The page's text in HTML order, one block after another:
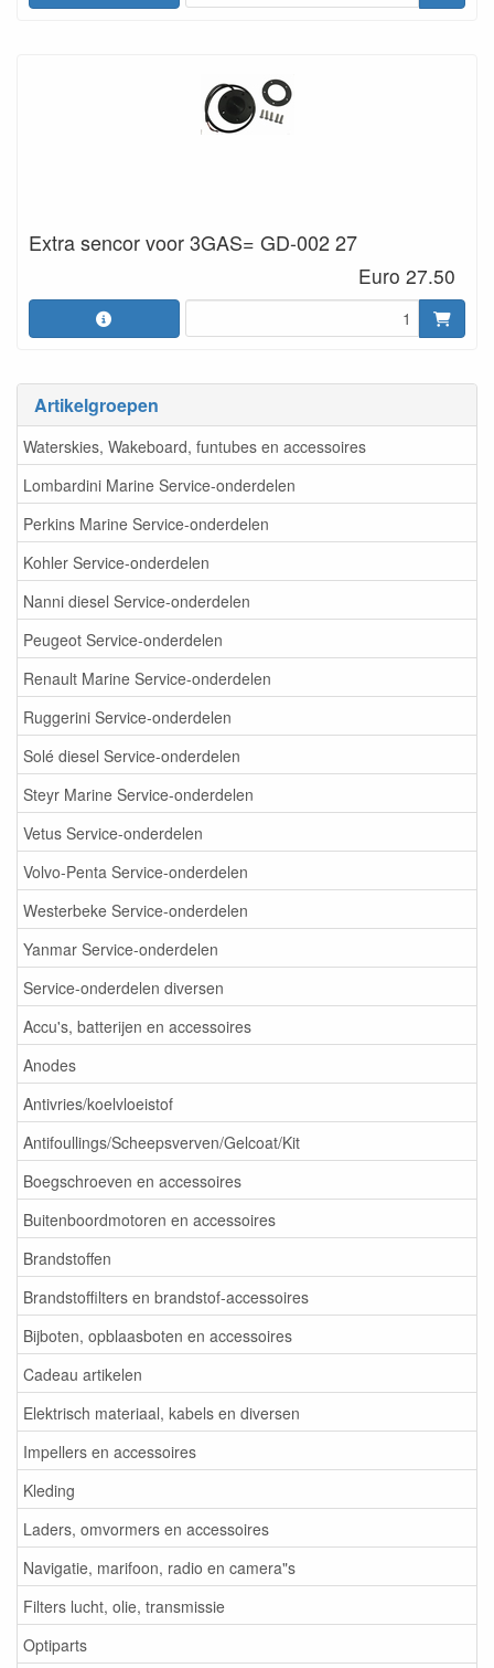
Artikelgroepen
Waterskies, Wakeboard, funtubes en accessoires
Lombardini Marine Service-onderdelen
Perkins Marine Service-onderdelen
Kohler Service-onderdelen
Nanni diesel Service-onderdelen
Peugeot Service-onderdelen
Renault Marine Service-onderdelen
Ruggerini Service-onderdelen
Solé diesel Service-onderdelen
Steyr Marine Service-onderdelen
Vetus Service-onderdelen
Volvo-Penta Service-onderdelen
Westerbeke Service-onderdelen
Yanmar Service-onderdelen
Service-onderdelen diversen
Accu's, batterijen en accessoires
Anodes
Antivries/koelvloeistof
Antifoullings/Scheepsverven/Gelcoat/Kit
Boegschroeven en accessoires
Buitenboordmotoren en accessoires
Brandstoffen
Brandstoffilters en brandstof-accessoires
Bijboten, opblaasboten en accessoires
Cadeau artikelen
Elektrisch materiaal, kabels en diversen
Impellers en accessoires
Kleding
Laders, omvormers en accessoires
Navigatie, marifoon, radio en camera"s
Filters lucht, olie, transmissie
Optiparts
Extra sencor voor 3GAS= GD-002 27
Euro 27.50